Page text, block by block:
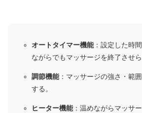
オートタイマー機能：設定した時
ながらでもマッサージを終了させら
調節機能：マッサージの強さ・範
する。
ヒーター機能：温めながらマッサー